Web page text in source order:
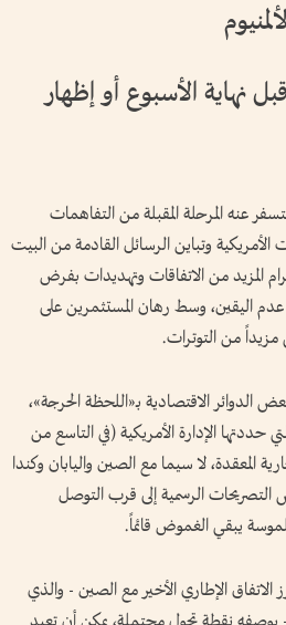
نهاية الأسبوع أو إظهار
عنه المرحلة المقبلة من التفاهمات
وتباين الرسائل القادمة من البيت
المزيد من الاتفاقات وتهديدات بفرض
اليقين، وسط رهان المستثمرين على
مزيداً من التوترات.
الدوائر الاقتصادية بـ«اللحظة الحرجة»،
حددتها الإدارة الأمريكية (في التاسع من
المعقدة، لا سيما مع الصين واليابان وكندا
التصريحات الرسمية إلى قرب التوصل
يبقي الغموض قائماً.
الاتفاق الإطاري الأخير مع الصين - والذي